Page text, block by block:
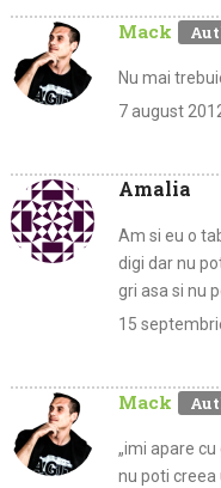
Mack
Nu mai
7 august
Amalia
Am si eu o
digi dar nu
gri asa si nu
15
Mack
„imi apare cu
nu poti creea